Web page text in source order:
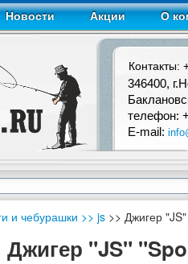
Новости Акции О
Контакты:
346400,
телефон:
E-mail:
и чебурашки >> js>> Джигер
Джигер "JS"